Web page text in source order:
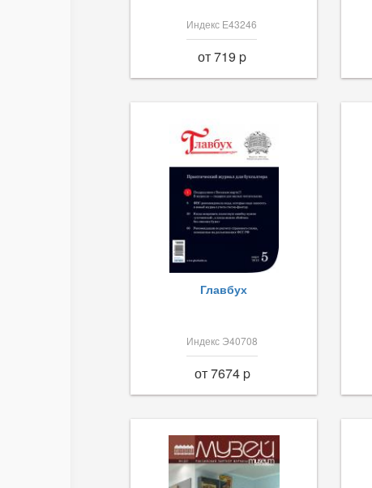
Индекс Е43246
от 719 p
Главбух
Индекс Э40708
от 7674 p